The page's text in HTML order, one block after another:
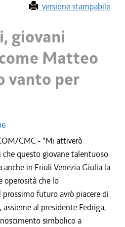
versione stampabile
giovani
Matteo
vanto per
CMC - "Mi attiverò
che questo giovane talentuoso
anche in Friuli Venezia Giulia la
operosità che lo
futuro avrò piacere di
al presidente Fedriga,
simbolico a